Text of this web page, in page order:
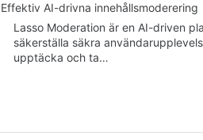
Effektiv AI-drivna innehållsmoderering
Lasso Moderation är en AI-driven
säkerställa säkra
upptäcka och ta…